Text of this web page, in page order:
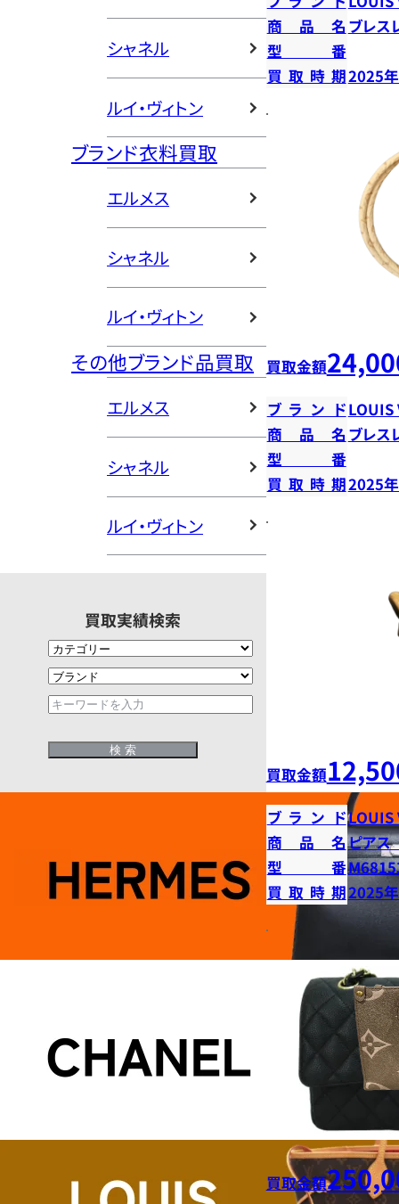
シャネル
ルイ・ヴィトン
ブランド衣料買取
エルメス
シャネル
ルイ・ヴィトン
その他ブランド品買取
エルメス
シャネル
ルイ・ヴィトン
買取実績検索
商品名 ブレス
型番
買取時期2025
買取金額
ブランドLOUIS
商品名 ブレス
型番
買取時期2025
買取金額
ブランドLOUIS
商品名ピアス
型番
買取時期2025
買取金額